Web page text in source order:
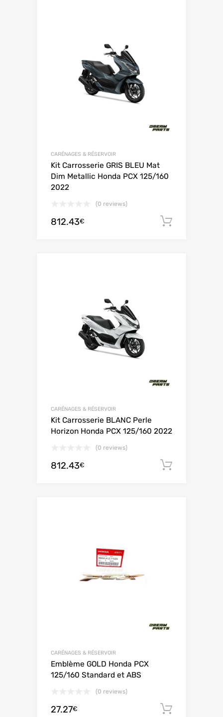
CARÉNAGES & RÉSERVOIR
Kit Carrosserie GRIS BLEU Mat
Dim Metallic Honda PCX 125/160
2022
(0 reviews)
812.43€
CARÉNAGES & RÉSERVOIR
Kit Carrosserie BLANC Perle
Horizon Honda PCX 125/160 2022
(0 reviews)
812.43€
CARÉNAGES & RÉSERVOIR
Emblème GOLD Honda PCX
125/160 Standard et ABS
(0 reviews)
27.27€